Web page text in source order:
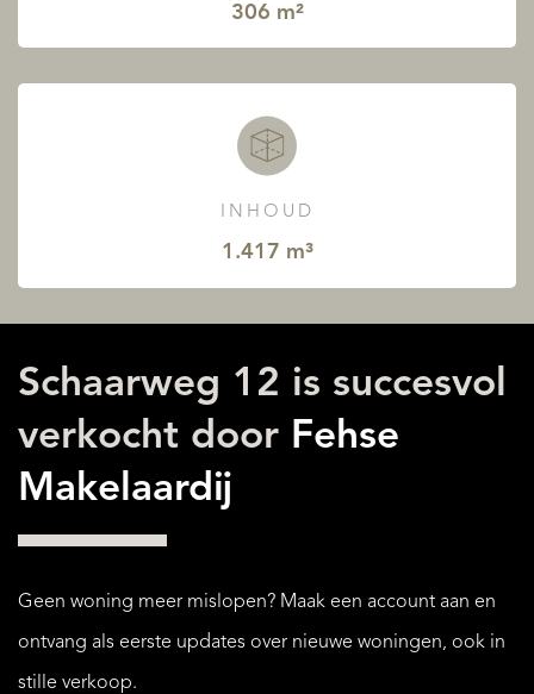
306 m²
INHOUD
1.417 m³
Schaarweg 12 is succesvol
verkocht door Fehse
Makelaardij
Geen woning meer mislopen? Maak een account aan en
ontvang als eerste updates over nieuwe woningen, ook in
stille verkoop.